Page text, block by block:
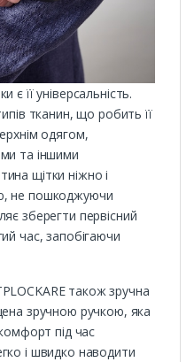
є її універсальність.
тканин, що робить її
одягом,
та іншими
щітки ніжно і
не пошкоджуючи
зберегти первісний
час, запобігаючи
також зручна
зручною ручкою, яка
під час
і швидко наводити